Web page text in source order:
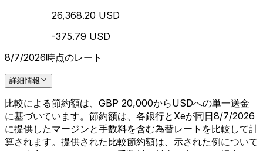
26,368.20 USD
-375.79 USD
8/7/2026時点のレート
詳細情報
比較による節約額は、GBP 20,000からUSDへの単一送金
に基づいています。節約額は、各銀行とXeが同日8/7/2026
に提供したマージンと手数料を含む為替レートを比較して計
算されます。提供された比較節約額は、示された例について